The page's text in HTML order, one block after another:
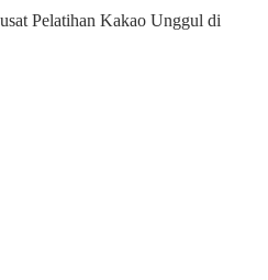
Pelatihan Kakao Unggul di